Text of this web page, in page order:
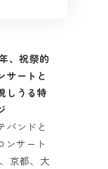
、祝祭的
サートと
しうる特
バンドと
ンサート
京都、大